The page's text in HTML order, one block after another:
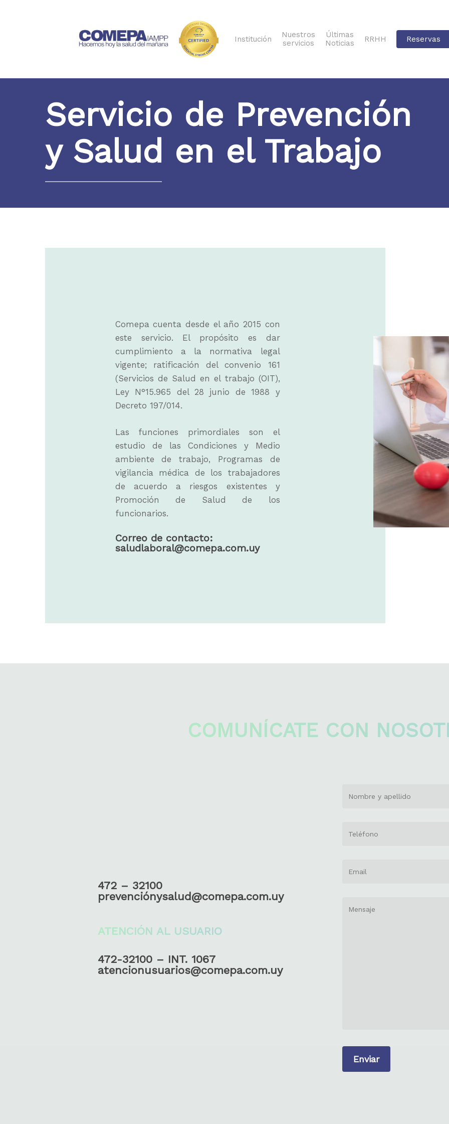
Institución
Nuestros
servicios
Últimas
Noticias
RRHH Reservas
Servicio de Prevención
y Salud en el Trabajo
Comepa cuenta desde el año 2015 con
este servicio. El propósito es dar
cumplimiento a la normativa legal
vigente; ratificación del convenio 161
(Servicios de Salud en el trabajo (OIT),
Ley N°15.965 del 28 junio de 1988 y
Decreto 197/014.
Las funciones primordiales son el
estudio de las Condiciones y Medio
ambiente de trabajo, Programas de
vigilancia médica de los trabajadores
de acuerdo a riesgos existentes y
Promoción de Salud de los
funcionarios.
Correo de contacto:
saludlaboral@comepa.com.uy
COMUNÍCATE CON
472 – 32100
prevenciónysalud@comepa.com.uy
ATENCIÓN AL USUARIO
472-32100 – INT. 1067
atencionusuarios@comepa.com.uy